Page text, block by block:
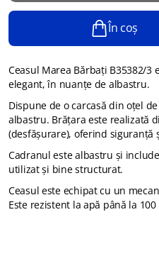
În coș
Ceasul Marea Bărbați B35382/
elegant, în nuanțe de albastru.
Dispune de o carcasă din oțel
albastru. Brățara este realizată
(desfășurare), oferind siguranță
Cadranul este albastru și
utilizat și bine structurat.
Ceasul este echipat cu un
Este rezistent la apă până la 100